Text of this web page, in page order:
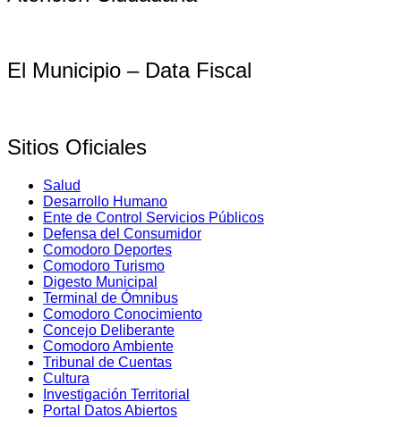
El Municipio – Data Fiscal
Sitios Oficiales
Salud
Desarrollo Humano
Ente de Control Servicios Públicos
Defensa del Consumidor
Comodoro Deportes
Comodoro Turismo
Digesto Municipal
Terminal de Ómnibus
Comodoro Conocimiento
Concejo Deliberante
Comodoro Ambiente
Tribunal de Cuentas
Cultura
Investigación Territorial
Portal Datos Abiertos